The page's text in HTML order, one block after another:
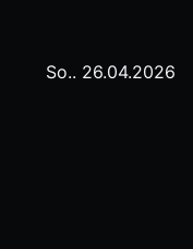
So.. 26.04.2026